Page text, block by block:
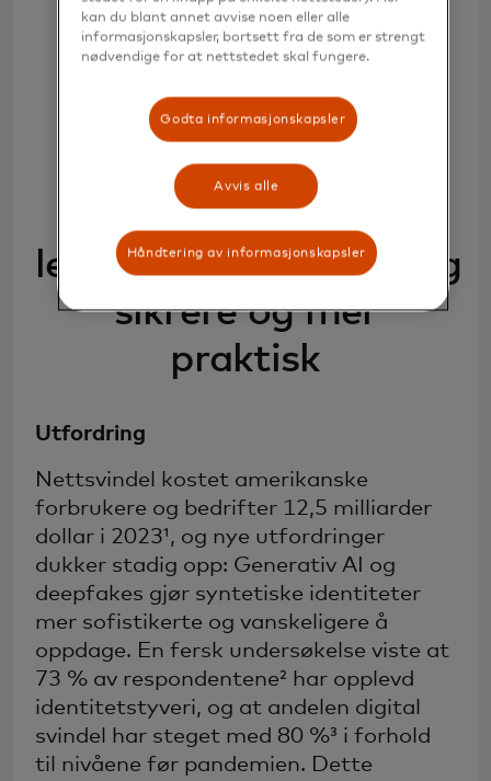
Identitet
Gjør
legitimasjonsvalidering
sikrere og mer
praktisk
Utfordring
Nettsvindel kostet amerikanske
forbrukere og bedrifter 12,5 milliarder
dollar i 2023¹, og nye utfordringer
dukker stadig opp: Generativ AI og
deepfakes gjør syntetiske identiteter
mer sofistikerte og vanskeligere å
oppdage. En fersk undersøkelse viste at
73 % av respondentene² har opplevd
identitetstyveri, og at andelen digital
svindel har steget med 80 %³ i forhold
til nivåene før pandemien. Dette
kan du blant annet avvise noen eller alle
informasjonskapsler, bortsett fra de som er strengt
nødvendige for at nettstedet skal fungere.
Godta informasjonskapsler
Avvis alle
Håndtering av informasjonskapsler